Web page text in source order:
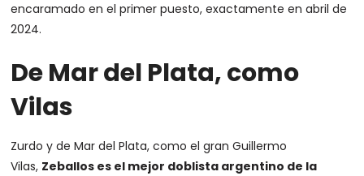
encaramado en el primer puesto, exactamente en abril de
2024.
De Mar del Plata, como
Vilas
Zurdo y de Mar del Plata, como el gran Guillermo
Vilas, Zeballos es el mejor doblista argentino de la